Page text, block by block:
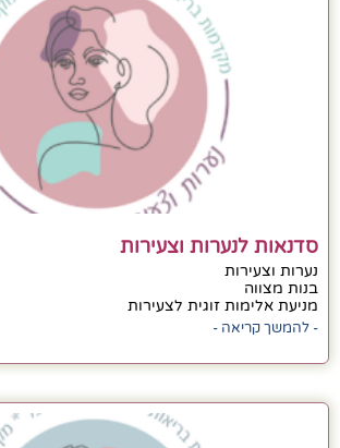
סדנאות לנערות וצעירות
נערות וצעירות
בנות מצווה
מניעת אלימות זוגית לצעירות
- להמשך קריאה -